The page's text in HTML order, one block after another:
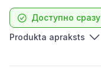
Доступно сразу
Produkta apraksts